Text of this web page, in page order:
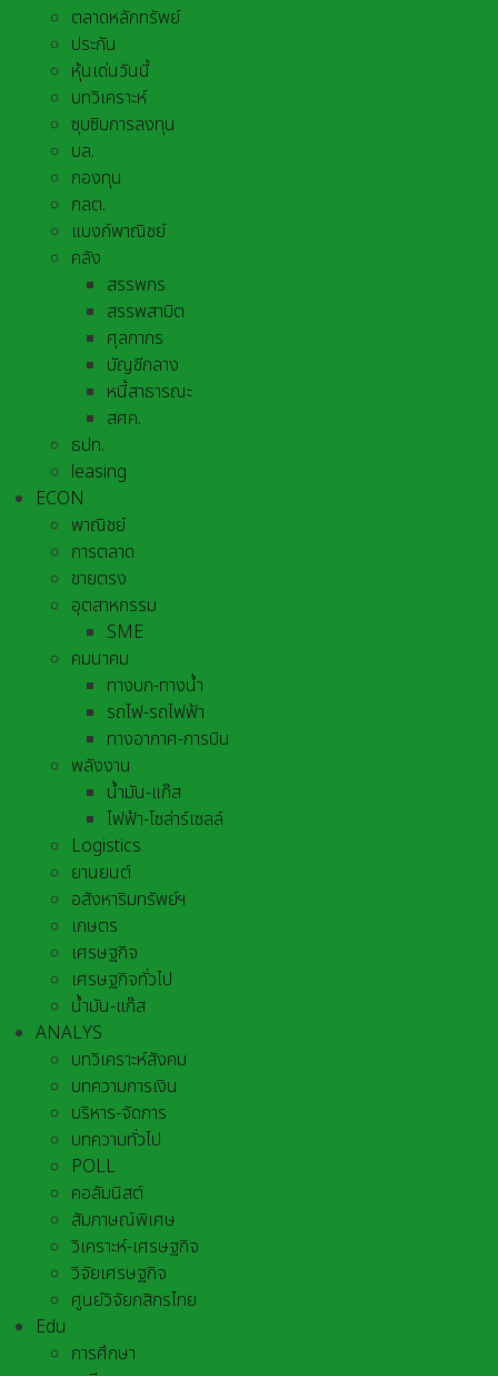
ตลาดหลักทรัพย์
ประกัน
หุ้นเด่นวันนี้
บทวิเคราะห์
ซุบซิบการลงทุน
บล.
กองทุน
กลต.
แบงก์พาณิชย์
คลัง
สรรพกร
สรรพสามิต
ศุลกากร
บัญชีกลาง
หนี้สาธารณะ
สศค.
ธปท.
leasing
ECON
พาณิชย์
การตลาด
ขายตรง
อุตสาหกรรม
SME
คมนาคม
ทางบก-ทางน้ำ
รถไฟ-รถไฟฟ้า
ทางอากาศ-การบิน
พลังงาน
น้ำมัน-แก๊ส
ไฟฟ้า-โซล่าร์เซลล์
Logistics
ยานยนต์
อสังหาริมทรัพย์ฯ
เกษตร
เศรษฐกิจ
เศรษฐกิจทั่วไป
น้ำมัน-แก๊ส
ANALYS
บทวิเคราะห์สังคม
บทความการเงิน
บริหาร-จัดการ
บทความทั่วไป
POLL
คอลัมนิสต์
สัมภาษณ์พิเศษ
วิเคราะห์-เศรษฐกิจ
วิจัยเศรษฐกิจ
ศูนย์วิจัยกสิกรไทย
Edu
การศึกษา